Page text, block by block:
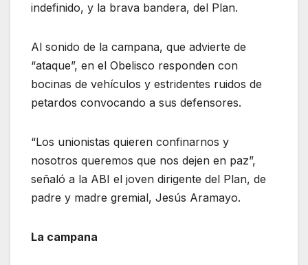
indefinido, y la brava bandera, del Plan.
Al sonido de la campana, que advierte de
“ataque”, en el Obelisco responden con
bocinas de vehículos y estridentes ruidos de
petardos convocando a sus defensores.
“Los unionistas quieren confinarnos y
nosotros queremos que nos dejen en paz”,
señaló a la ABI el joven dirigente del Plan, de
padre y madre gremial, Jesús Aramayo.
La campana